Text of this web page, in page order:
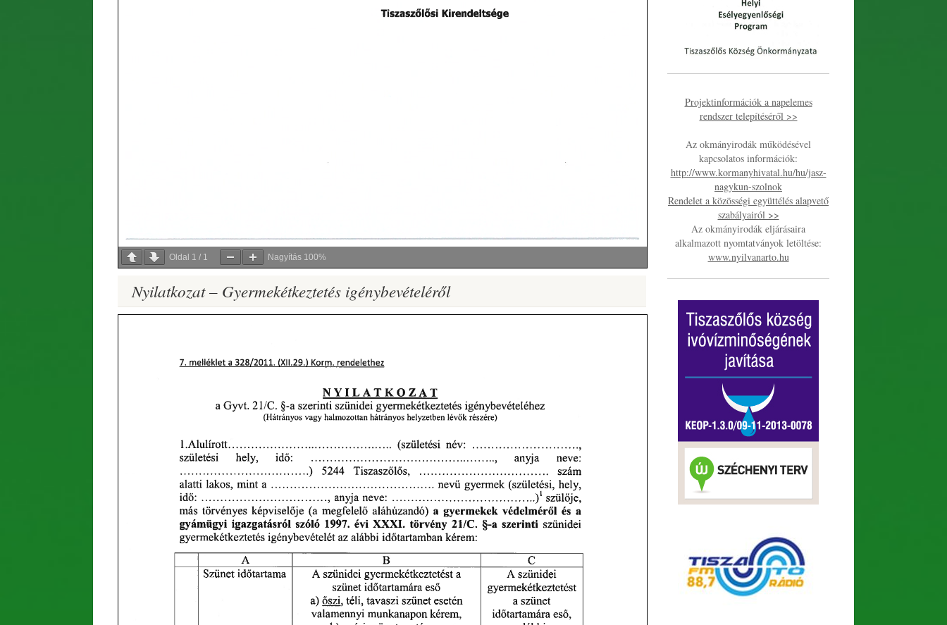
Oldal 1 / 1 Nagyítás 100%
Nyilatkozat – Gyermekétkeztetés igénybevételéről
Projektinformációk a napelemes
rendszer telepítéséről >>
Az okmányirodák működésével
kapcsolatos információk:
http://www.kormanyhivatal.hu/hu/jasz-
nagykun-szolnok
Rendelet a közösségi együttélés alapvető
szabályairól >>
Az okmányirodák eljárásaira
alkalmazott nyomtatványok letöltése:
www.nyilvanarto.hu